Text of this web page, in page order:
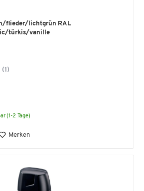
flieder/lichtgrün RAL
türkis/vanille
(1)
(1-2 Tage)
Merken